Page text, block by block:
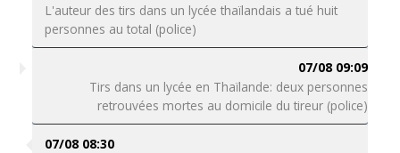
L'auteur des tirs dans un lycée thaïlandais a tué huit
personnes au total (police)
07/08 09:09
Tirs dans un lycée en Thaïlande: deux personnes
retrouvées mortes au domicile du tireur (police)
07/08 08:30